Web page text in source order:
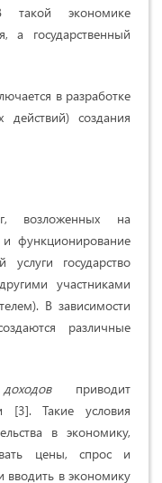
В такой экономике
а государственный
в разработке
действий) создания
возложенных на
и функционирование
государство
участниками
В зависимости
различные
приводит
[3]. Такие условия
в экономику,
цены, спрос и
вводить в экономику